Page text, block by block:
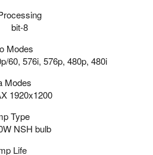
8-bit
Modes
60, 576i, 576p, 480p, 480i
Modes
1920x1200
Type
NSH bulb
Life